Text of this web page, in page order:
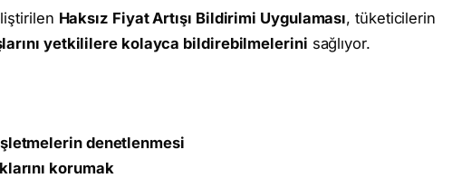
Haksız Fiyat Artışı Bildirimi Uygulaması, tüketicilerin
yetkililere kolayca bildirebilmelerini sağlıyor.
denetlenmesi
korumak